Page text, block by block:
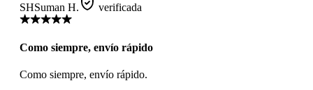
SHSuman H. verificada
Como siempre, envío rápido
Como siempre, envío rápido.